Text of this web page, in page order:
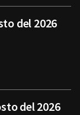
del 2026
del 2026